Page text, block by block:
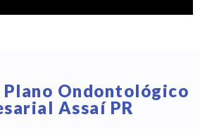
Ondontológico
Assaí PR